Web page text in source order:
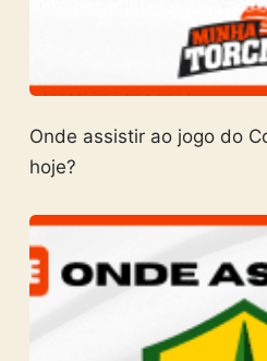
Onde assistir ao jogo do
hoje?